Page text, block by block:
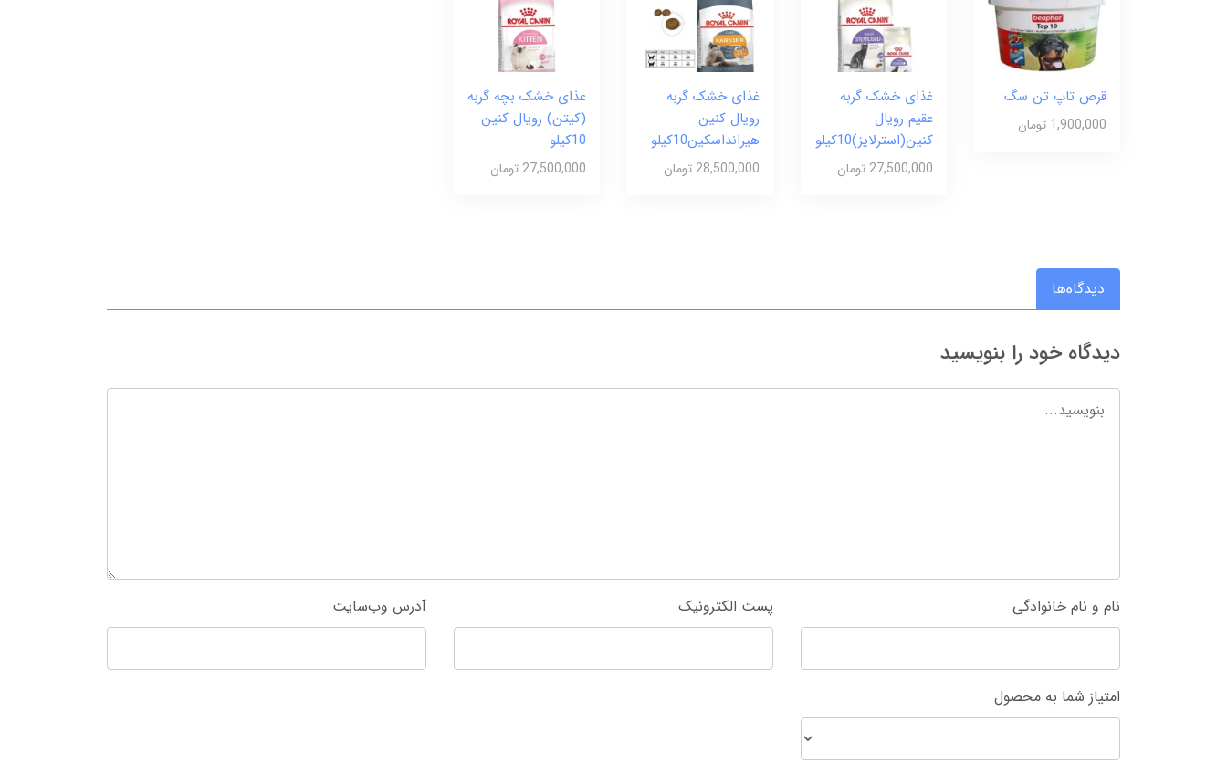
قرص تاپ تن سگ
1,900,000 تومان
غذای خشک گربه
عقیم رویال
کنین(استرلایز)10کیلو
27,500,000 تومان
غذای خشک گربه
رویال کنین
هیرانداسکین10کیلو
28,500,000 تومان
عذای خشک بچه گربه
(کیتن) رویال کنین
10کیلو
27,500,000 تومان
دیدگاه‌ها
دیدگاه خود را بنویسید
نام و نام خانوادگی پست الکترونیک آدرس وب‌سایت
امتیاز شما به محصول